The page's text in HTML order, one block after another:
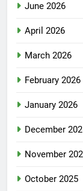
June 2026
April 2026
March 2026
February 2026
January 2026
December
November
October 2025